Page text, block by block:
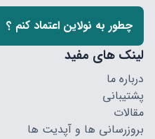
چطور به نولاین اعتماد کنم ؟
لینک های مفید
درباره ما
پشتیبانی
مقالات
بروزرسانی ها و آپدیت ها